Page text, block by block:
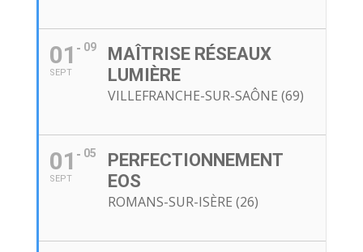
01
SEPT
09
MAÎTRISE RÉSEAUX
LUMIÈRE
VILLEFRANCHE-SUR-SAÔNE (69)
01
SEPT
05
PERFECTIONNEMENT
EOS
ROMANS-SUR-ISÈRE (26)